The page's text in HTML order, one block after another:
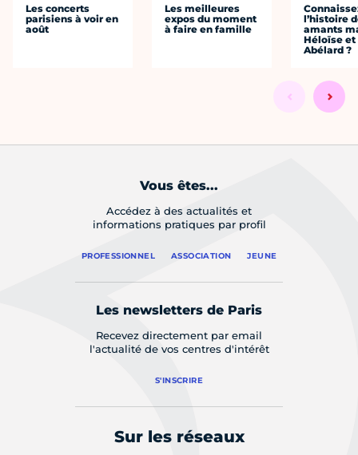
Les concerts
parisiens à voir en
août
Les meilleures
expos du moment
à faire en famille
l’histoire
amants
Héloïse et
Abélard ?
Vous êtes...
Accédez à des actualités et
informations pratiques par profil
PROFESSIONNEL ASSOCIATION JEUNE
Les newsletters de Paris
Recevez directement par email
l'actualité de vos centres d'intérêt
S'INSCRIRE
Sur les réseaux